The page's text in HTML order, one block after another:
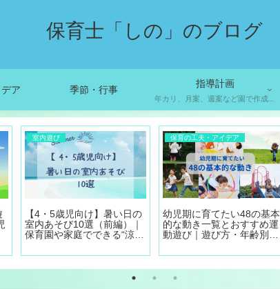
保育士「しの」のブログ
ア 季節・行事
指導計画
室内遊び
【4・5歳児向け】暑い日の
室内あそび10選（前編）｜
保育園や家庭でできる“涼し
保育の工夫・アイデア
幼児期に育てたい48の基本
的な動き一覧とおすすめ運
動遊び｜遊び方・年齢別に